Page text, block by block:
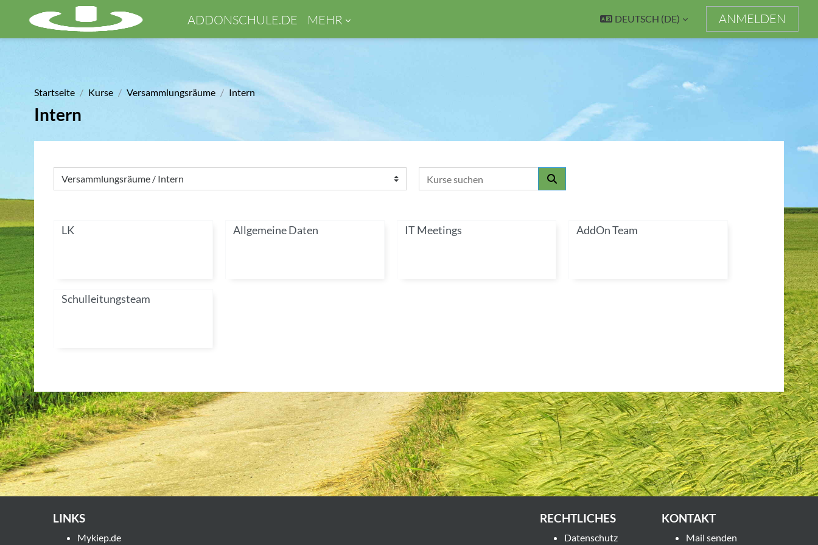
ADDONSCHULE.DE MEHR DEUTSCH ‎(DE)‎ ANMELDEN
Startseite Kurse Versammlungsräume Intern
Intern
Kursbereiche
Kurse suchen
Kurse suchen
LK Allgemeine Daten IT Meetings AddOn Team
Schulleitungsteam
LINKS
Mykiep.de
RECHTLICHES
Datenschutz
KONTAKT
Mail senden